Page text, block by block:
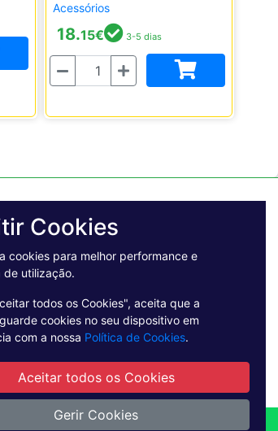
Acessórios
18.15€ 3-5 dias
Quantidade
Cookies
cookies para melhor performance e
de utilização.
todos os Cookies", aceita que a
cookies no seu dispositivo em
com a nossa Política de Cookies.
Aceitar todos os Cookies
Gerir Cookies